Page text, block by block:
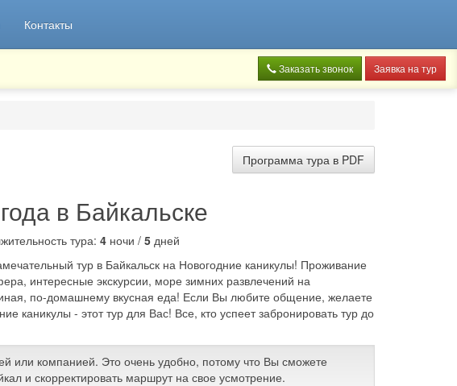
Контакты
Заказать звонок Заявка на тур
Программа тура в PDF
в Байкальске
тура:4 ночи /5 дней
тур в Байкальск на Новогодние каникулы! Проживание
интересные экскурсии, море зимних развлечений на
по-домашнему вкусная еда! Если Вы любите общение, желаете
каникулы - этот тур для Вас! Все, кто успеет забронировать тур до
или компанией. Это очень удобно, потому что Вы сможете
и скорректировать маршрут на свое усмотрение.